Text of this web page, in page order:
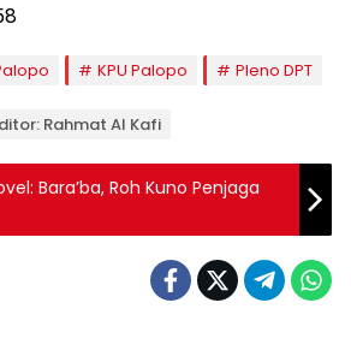
KPU Palopo Pleno DPT
Rahmat Al Kafi
Bara’ba, Roh Kuno Penjaga